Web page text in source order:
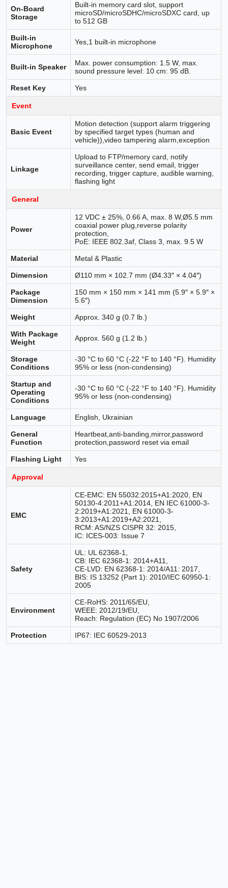
On-Board
Storage
Built-in memory card slot, support
microSD/microSDHC/microSDXC card, up
to 512 GB
Built-in
Microphone
Yes,1 built-in microphone
Built-in Speaker
Max. power consumption: 1.5 W, max.
sound pressure level: 10 cm: 95 dB.
Reset Key Yes
Event
Basic Event
Motion detection (support alarm triggering
by specified target types (human and
vehicle)),video tampering alarm,exception
Linkage
Upload to FTP/memory card, notify
surveillance center, send email, trigger
recording, trigger capture, audible warning,
flashing light
General
Power
12 VDC ± 25%, 0.66 A, max. 8 W,Ø5.5 mm
coaxial power plug,reverse polarity
protection,
PoE: IEEE 802.3af, Class 3, max. 9.5 W
Material Metal & Plastic
Dimension Ø110 mm × 102.7 mm (Ø4.33″ × 4.04″)
Package
Dimension
150 mm × 150 mm × 141 mm (5.9″ × 5.9″ ×
5.6″)
Weight Approx. 340 g (0.7 lb.)
With Package
Weight
Approx. 560 g (1.2 lb.)
Storage
Conditions
-30 °C to 60 °C (-22 °F to 140 °F). Humidity
95% or less (non-condensing)
Startup and
Operating
Conditions
-30 °C to 60 °C (-22 °F to 140 °F). Humidity
95% or less (non-condensing)
Language English, Ukrainian
General
Function
Heartbeat,anti-banding,mirror,password
protection,password reset via email
Flashing Light Yes
Approval
EMC
CE-EMC: EN 55032:2015+A1:2020, EN
50130-4:2011+A1:2014, EN IEC 61000-3-
2:2019+A1:2021, EN 61000-3-
3:2013+A1:2019+A2:2021,
RCM: AS/NZS CISPR 32: 2015,
IC: ICES-003: Issue 7
Safety
UL: UL 62368-1,
CB: IEC 62368-1: 2014+A11,
CE-LVD: EN 62368-1: 2014/A11: 2017,
BIS: IS 13252 (Part 1): 2010/IEC 60950-1:
2005
Environment
CE-RoHS: 2011/65/EU,
WEEE: 2012/19/EU,
Reach: Regulation (EC) No 1907/2006
Protection IP67: IEC 60529-2013